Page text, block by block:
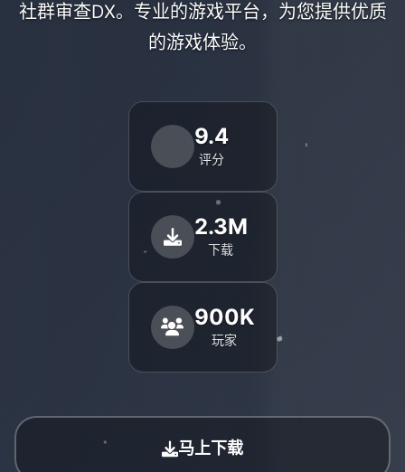
社群审查DX。专业的游戏平台，为您提供优质
的游戏体验。
9.4
评分
2.3M
下载
900K
玩家
马上下载